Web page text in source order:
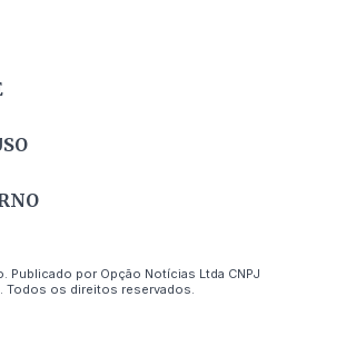
Publicado por Opção Notícias Ltda CNPJ
os direitos reservados.